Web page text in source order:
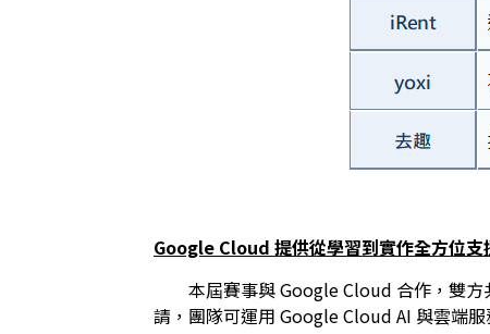
Google Cloud 提供從學習到實作全方位支
本屆賽事與 Google Cloud 合作，雙方
請，團隊可運用 Google Cloud AI 與雲端